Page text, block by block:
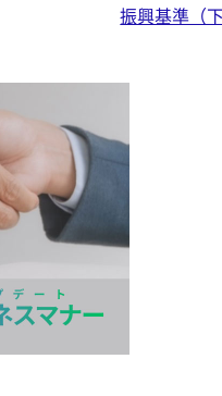
振興基準（